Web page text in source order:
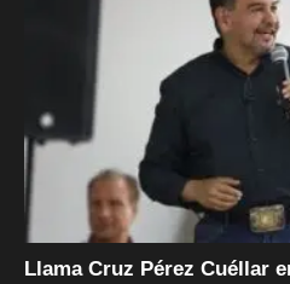
Llama Cruz Pérez Cuéllar